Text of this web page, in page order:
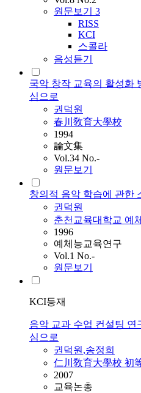
원문보기 3
RISS
KCI
스콜라
음성듣기
국악 창작 교육의 활성화
심으로
권덕원
春川敎育大學校
1994
論文集
Vol.34 No.-
원문보기
창의적 음악 학습에 관한
권덕원
춘천교육대학교 예
1996
예체능교육연구
Vol.1 No.-
원문보기
KCI등재
음악 교과 수업 컨설팅 연
심으로
권덕원,송정희
仁川敎育大學校 初
2007
교육논총